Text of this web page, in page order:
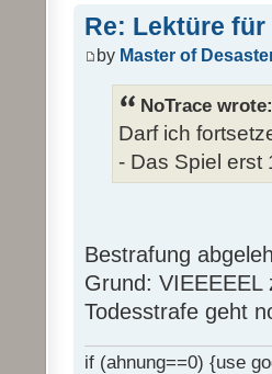
Re: Lektüre für
by Master of
NoTrace wrote:
Darf ich
- Das Spiel erst
Bestrafung
Grund:
Todesstrafe geht
if (ahnung==0) {use